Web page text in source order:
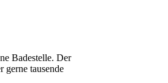
Badestelle. Der
gerne tausende